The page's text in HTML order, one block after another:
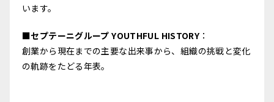
います。
■セプテーニグループ YOUTHFUL HISTORY ：
創業から現在までの主要な出来事から、組織の挑戦と変化
の軌跡をたどる年表。